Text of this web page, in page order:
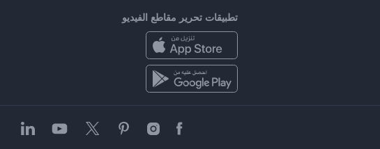
تطبيقات تحرير مقاطع الفيديو